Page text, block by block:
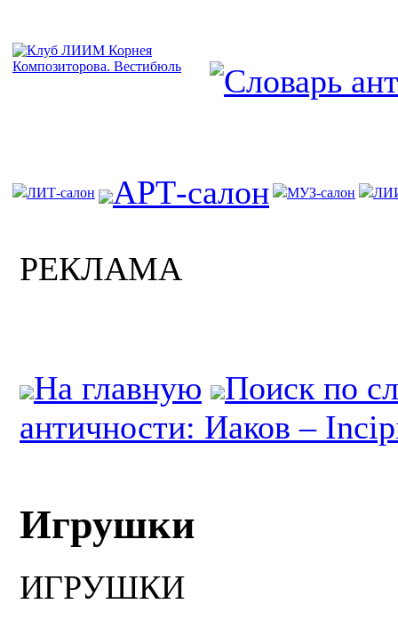
ЛИТ-салон АРТ-салон МУЗ-салон
РЕКЛАМА
На главную
Поиск по
античности: Иаков –
Игрушки
ИГРУШКИ